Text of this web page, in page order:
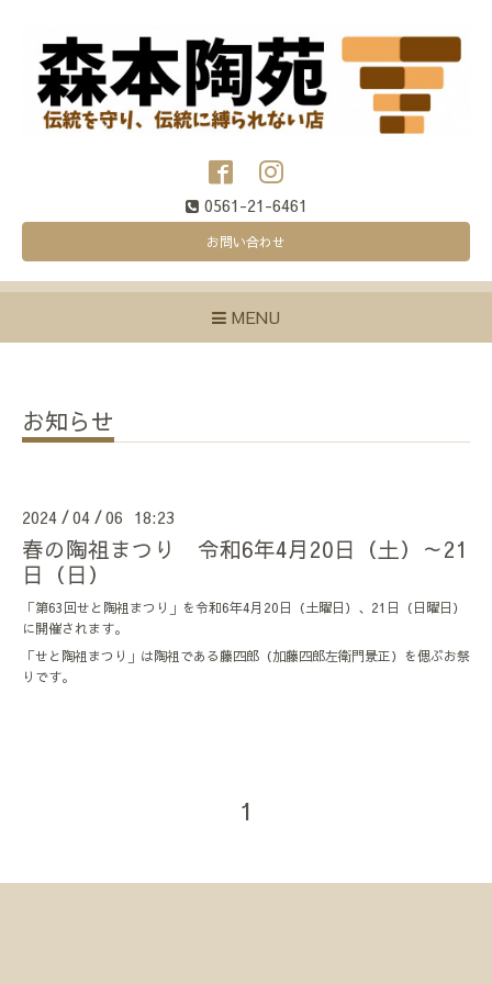
0561-21-6461
お問い合わせ
MENU
お知らせ
2024 /04 /06 18:23
春の陶祖まつり 令和6年4月20日（土）～21
日（日）
「第63回せと陶祖まつり」を令和6年4月20日（土曜日）、21日（日曜日）
に開催されます。
「せと陶祖まつり」は陶祖である藤四郎（加藤四郎左衛門景正）を偲ぶお祭
りです。
1